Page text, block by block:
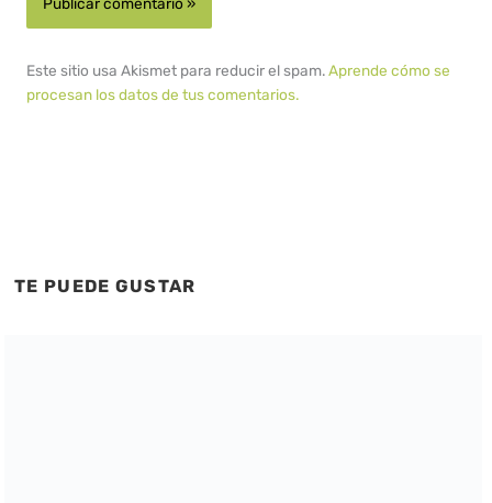
Este sitio usa Akismet para reducir el spam.Aprende cómo se
procesan los datos de tus comentarios.
TE PUEDE GUSTAR